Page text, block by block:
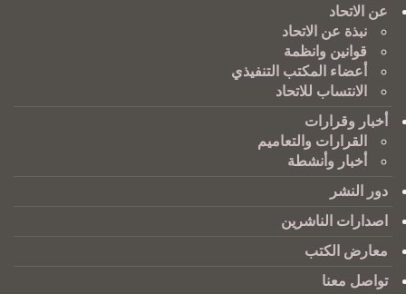
عن الاتحاد
نبذة عن الاتحاد
قوانين وانظمة
أعضاء المكتب التنفيذي
الانتساب للاتحاد
أخبار وقرارات
القرارات والتعاميم
أخبار وأنشطة
دور النشر
اصدارات الناشرين
معارض الكتب
تواصل معنا